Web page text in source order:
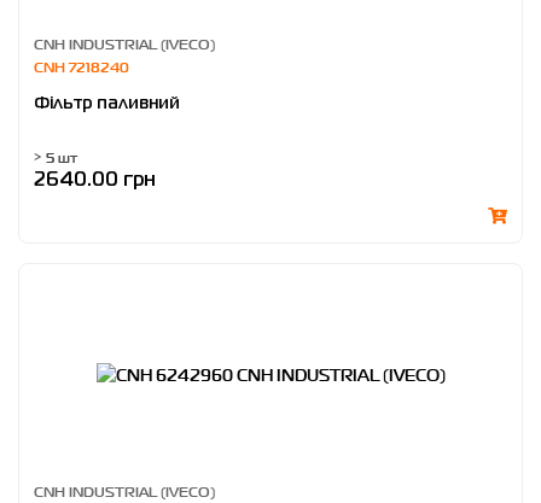
CNH INDUSTRIAL (IVECO)
CNH 7218240
Фільтр паливний
> 5 шт
2640.00 грн
CNH INDUSTRIAL (IVECO)